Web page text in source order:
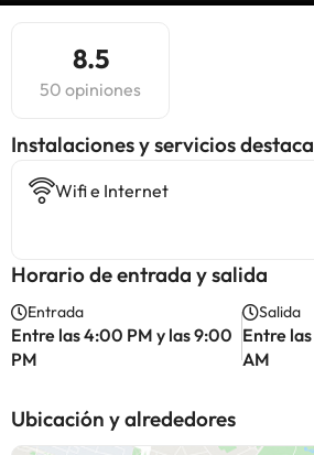
8.5
50 opiniones
Instalaciones y servicios
Wifi e Internet
Horario de entrada y salida
Entrada
Entre las 4:00 PM y las 9:00
PM
Salida
Entre
AM
Ubicación y alrededores